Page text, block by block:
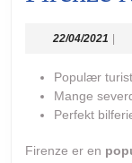
22/04/2021 22/
|
Populær
Mange
Perfekt
Firenze er en